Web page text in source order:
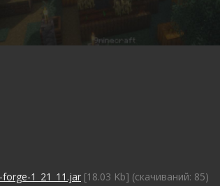
1_21_11.jar [18.03 Kb] (cкачиваний: 85)